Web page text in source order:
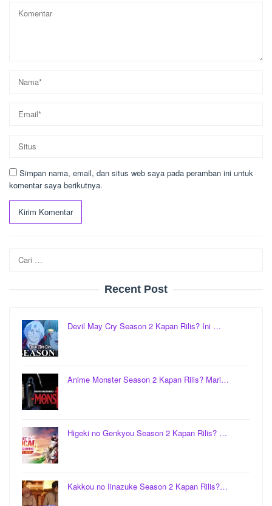
Simpan nama, email, dan situs web saya pada peramban ini untuk
komentar saya berikutnya.
Cari
untuk:
Recent Post
Devil May Cry Season 2 Kapan Rilis? Ini …
Anime Monster Season 2 Kapan Rilis? Mari…
Higeki no Genkyou Season 2 Kapan Rilis? …
Kakkou no Iinazuke Season 2 Kapan Rilis?…